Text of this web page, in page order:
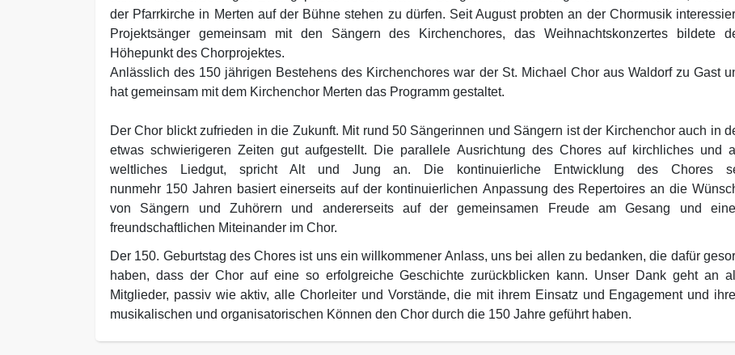
der Pfarrkirche in Merten auf der Bühne stehen zu dürfen. Seit August probten an der Chormusik
Projektsänger gemeinsam mit den Sängern des Kirchenchores, das Weihnachtskonzertes bildete
Höhepunkt des Chorprojektes.
Anlässlich des 150 jährigen Bestehens des Kirchenchores war der St. Michael Chor aus Waldorf zu Gast
hat gemeinsam mit dem Kirchenchor Merten das Programm gestaltet.
Der Chor blickt zufrieden in die Zukunft. Mit rund 50 Sängerinnen und Sängern ist der Kirchenchor auch in
etwas schwierigeren Zeiten gut aufgestellt. Die parallele Ausrichtung des Chores auf kirchliches und
weltliches Liedgut, spricht Alt und Jung an. Die kontinuierliche Entwicklung des Chores
nunmehr 150 Jahren basiert einerseits auf der kontinuierlichen Anpassung des Repertoires an die
von Sängern und Zuhörern und andererseits auf der gemeinsamen Freude am Gesang und
freundschaftlichen Miteinander im Chor.
Der 150. Geburtstag des Chores ist uns ein willkommener Anlass, uns bei allen zu bedanken, die dafür
haben, dass der Chor auf eine so erfolgreiche Geschichte zurückblicken kann. Unser Dank geht an
Mitglieder, passiv wie aktiv, alle Chorleiter und Vorstände, die mit ihrem Einsatz und Engagement und
musikalischen und organisatorischen Können den Chor durch die 150 Jahre geführt haben.